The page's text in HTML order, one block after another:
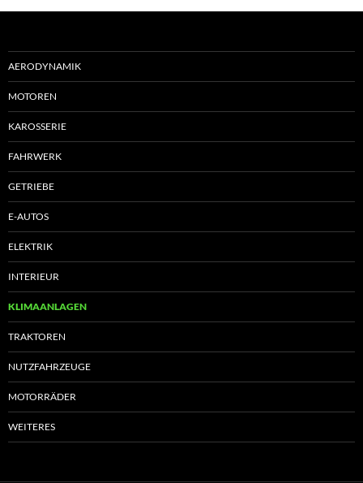
AERODYNAMIK
MOTOREN
KAROSSERIE
FAHRWERK
GETRIEBE
E-AUTOS
ELEKTRIK
INTERIEUR
KLIMAANLAGEN
TRAKTOREN
NUTZFAHRZEUGE
MOTORRÄDER
WEITERES